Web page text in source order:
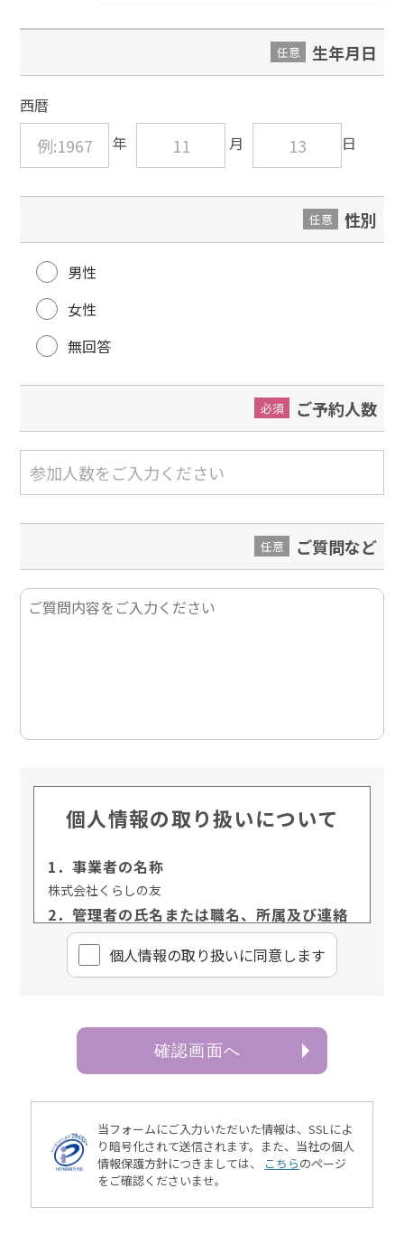
生年月日
任意
西暦
性別
任意
男性
女性
無回答
ご予約人数
必須
ご質問など
任意
個人情報の取り扱いについて
1．事業者の名称
株式会社くらしの友
2．管理者の氏名または職名、所属及び連絡
管理者名：個人情報保護管理責任者 樋口 佳浩
3．個人情報の利用目的
ご本人より書面等（ホームページや電子メール等によ
るものを含む。以下「書面」という）に記載された個
人情報を直接取得する場合、お客様情報は、お客様の
お問い合わせ・お申込みに関する回答、資料送付、会
員情報の変更等に利用いたします。
4．個人情報の第三者提供
個⼈情報の取り扱いに同意します
確認画面へ
当フォームにご入力いただいた情報は、SSLによ
り暗号化されて送信されます。 また、当社の個人
情報保護方針につきましては、 こちらのページ
をご確認くださいませ。